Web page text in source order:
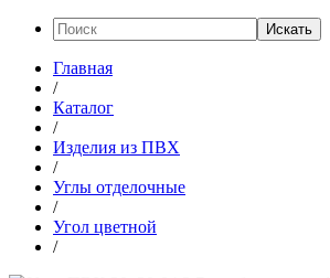
Искать
Главная
/
Каталог
/
Изделия из ПВХ
/
Углы отделочные
/
Угол цветной
/